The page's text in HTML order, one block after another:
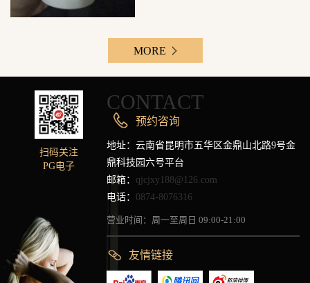
MORE
扫码关注
PG电子
CONTACT
预约咨询
地址：云南省昆明市五华区金鼎山北路9号金
鼎科技园六号平台
邮箱： qjcjxy188@126.com
电话： 0874-8076316
营业时间：周一至周日 09:00-21:00
友情链接